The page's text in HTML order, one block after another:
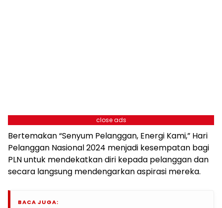
close ads
Bertemakan “Senyum Pelanggan, Energi Kami,” Hari
Pelanggan Nasional 2024 menjadi kesempatan bagi
PLN untuk mendekatkan diri kepada pelanggan dan
secara langsung mendengarkan aspirasi mereka.
BACA JUGA: